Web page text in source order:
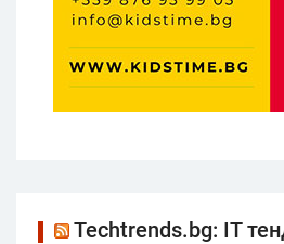
Techtrends.bg: IT